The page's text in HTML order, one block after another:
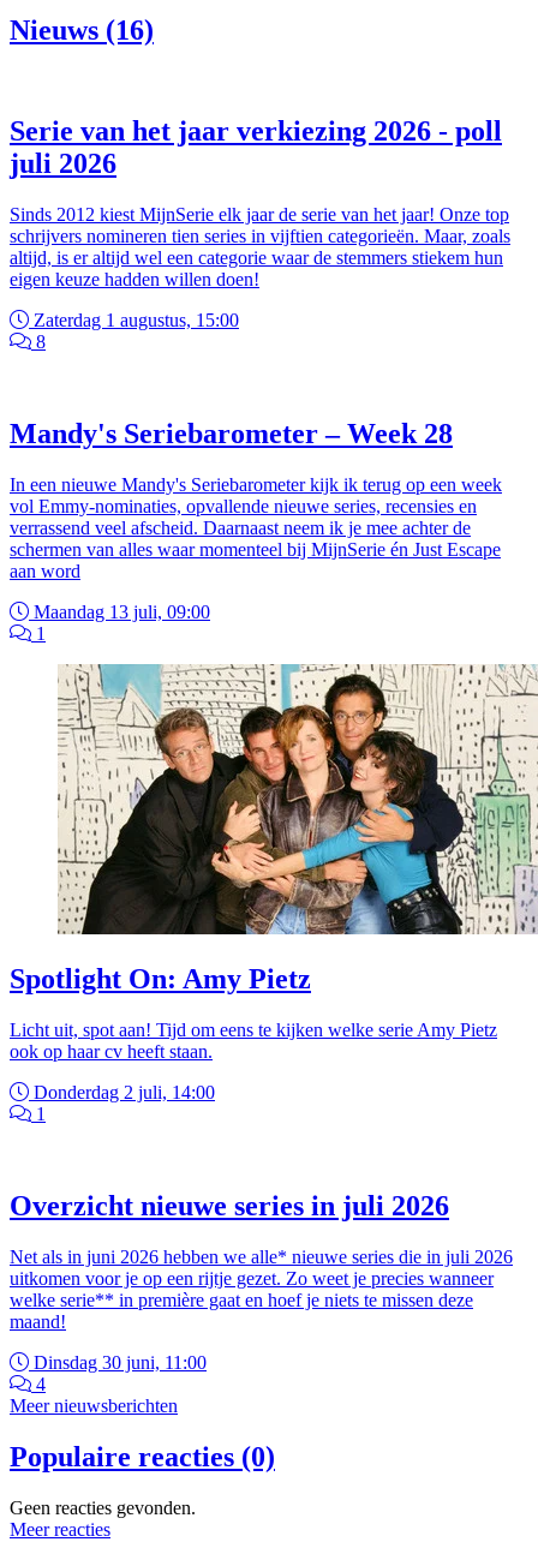
Nieuws (16)
Serie van het jaar verkiezing 2026 - poll
juli 2026
Sinds 2012 kiest MijnSerie elk jaar de serie van het jaar! Onze top
schrijvers nomineren tien series in vijftien categorieën. Maar, zoals
altijd, is er altijd wel een categorie waar de stemmers stiekem hun
eigen keuze hadden willen doen!
Zaterdag 1 augustus, 15:00
8
Mandy's Seriebarometer – Week 28
In een nieuwe Mandy's Seriebarometer kijk ik terug op een week
vol Emmy-nominaties, opvallende nieuwe series, recensies en
verrassend veel afscheid. Daarnaast neem ik je mee achter de
schermen van alles waar momenteel bij MijnSerie én Just Escape
aan word
Maandag 13 juli, 09:00
1
Spotlight On: Amy Pietz
Licht uit, spot aan! Tijd om eens te kijken welke serie Amy Pietz
ook op haar cv heeft staan.
Donderdag 2 juli, 14:00
1
Overzicht nieuwe series in juli 2026
Net als in juni 2026 hebben we alle* nieuwe series die in juli 2026
uitkomen voor je op een rijtje gezet. Zo weet je precies wanneer
welke serie** in première gaat en hoef je niets te missen deze
maand!
Dinsdag 30 juni, 11:00
4
Meer nieuwsberichten
Populaire reacties (0)
Geen reacties gevonden.
Meer reacties